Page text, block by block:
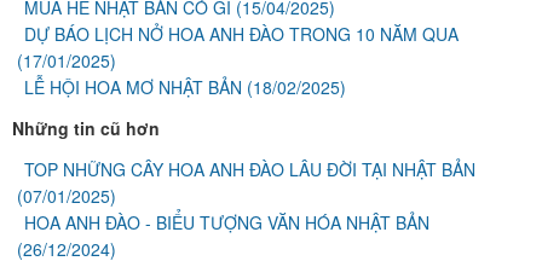
MÙA HÈ NHẬT BẢN CÓ GÌ (15/04/2025)
DỰ BÁO LỊCH NỞ HOA ANH ĐÀO TRONG 10 NĂM QUA
(17/01/2025)
LỄ HỘI HOA MƠ NHẬT BẢN (18/02/2025)
Những tin cũ hơn
TOP NHỮNG CÂY HOA ANH ĐÀO LÂU ĐỜI TẠI NHẬT BẢN
(07/01/2025)
HOA ANH ĐÀO - BIỂU TƯỢNG VĂN HÓA NHẬT BẢN
(26/12/2024)